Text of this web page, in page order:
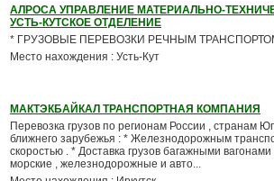
АЛРОСА УПРАВЛЕНИЕ МАТЕРИАЛЬНО-
УСТЬ-КУТСКОЕ ОТДЕЛЕНИЕ
* ГРУЗОВЫЕ ПЕРЕВОЗКИ РЕЧНЫМ ТРАНСПОРТОМ
Место нахождения : Усть-Кут
МАКТЭКБАЙКАЛ ТРАНСПОРТНАЯ КОМПАНИЯ
Перевозка грузов по регионам России , странам
ближнего зарубежья : * Железнодорожным
скоростью . * Доставка грузов багажными
морские , железнодорожные и авто...